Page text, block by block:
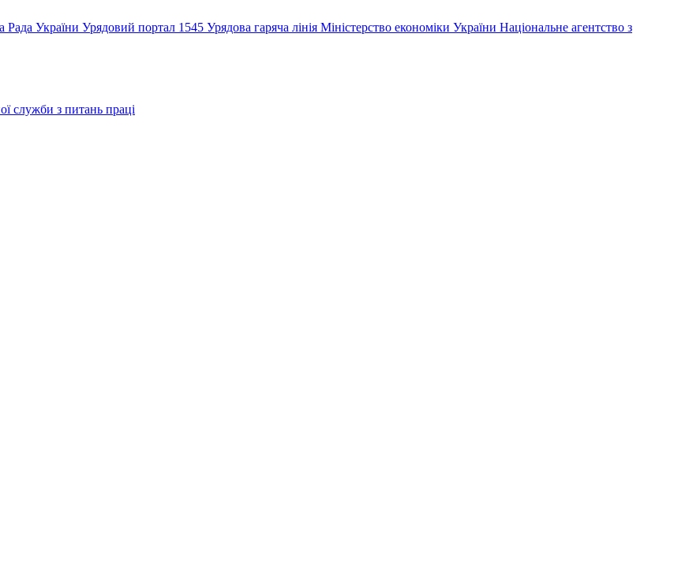
Рада України Урядовий портал 1545 Урядова гаряча лінія Міністерство економіки України Національне агентство з
служби з питань праці